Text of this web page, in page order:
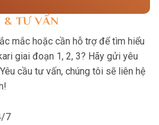
& TƯ VẤN
mắc hoặc cần hỗ trợ để tìm hiểu
giai đoạn 1, 2, 3? Hãy gửi yêu
cầu tư vấn, chúng tôi sẽ liên hệ
7